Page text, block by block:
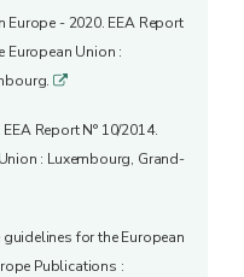
Europe - 2020. EEA Report
European Union :
q
Report N° 10/2014.
: Luxembourg, Grand-
for the European
Publications :